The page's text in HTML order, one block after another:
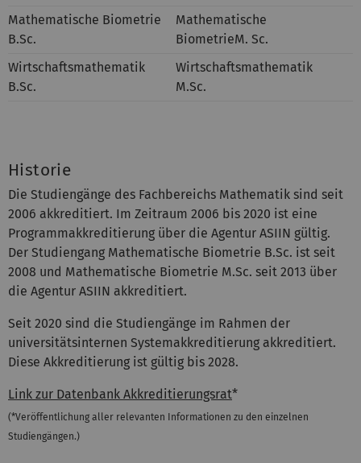
Mathematische Biometrie
B.Sc.
Mathematische
BiometrieM. Sc.
Wirtschaftsmathematik
B.Sc.
Wirtschaftsmathematik
M.Sc.
Historie
Die Studiengänge des Fachbereichs Mathematik sind seit
2006 akkreditiert. Im Zeitraum 2006 bis 2020 ist eine
Programmakkreditierung über die Agentur ASIIN gültig.
Der Studiengang Mathematische Biometrie B.Sc. ist seit
2008 und Mathematische Biometrie M.Sc. seit 2013 über
die Agentur ASIIN akkreditiert.
Seit 2020 sind die Studiengänge im Rahmen der
universitätsinternen Systemakkreditierung akkreditiert.
Diese Akkreditierung ist gültig bis 2028.
Link zur Datenbank Akkreditierungsrat*
(*Veröffentlichung aller relevanten Informationen zu den einzelnen
Studiengängen.)